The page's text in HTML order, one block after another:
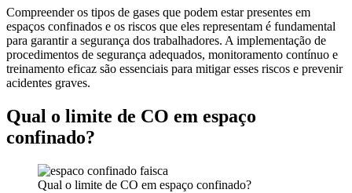
Compreender os tipos de gases que podem estar presentes em
espaços confinados e os riscos que eles representam é fundamental
para garantir a segurança dos trabalhadores. A implementação de
procedimentos de segurança adequados, monitoramento contínuo e
treinamento eficaz são essenciais para mitigar esses riscos e prevenir
acidentes graves.
Qual o limite de CO em espaço
confinado?
Qual o limite de CO em espaço confinado?